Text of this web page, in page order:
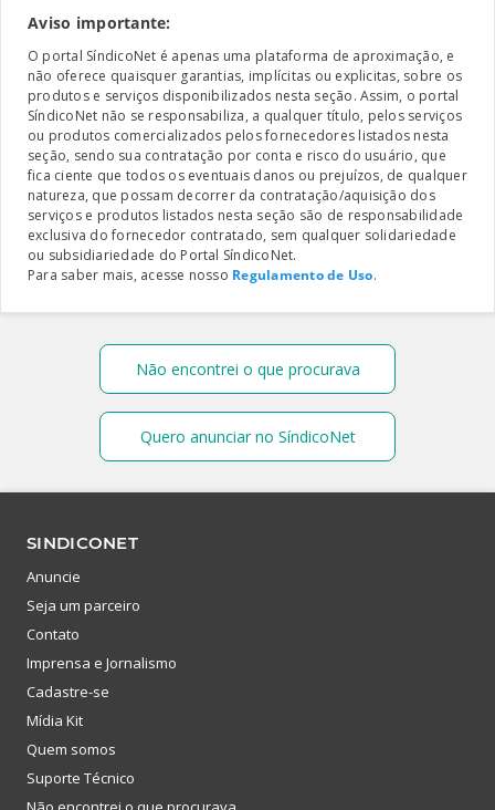
Aviso importante:
O portal SíndicoNet é apenas uma plataforma de aproximação, e
não oferece quaisquer garantias, implícitas ou explicitas, sobre os
produtos e serviços disponibilizados nesta seção. Assim, o portal
SíndicoNet não se responsabiliza, a qualquer título, pelos serviços
ou produtos comercializados pelos fornecedores listados nesta
seção, sendo sua contratação por conta e risco do usuário, que
fica ciente que todos os eventuais danos ou prejuízos, de qualquer
natureza, que possam decorrer da contratação/aquisição dos
serviços e produtos listados nesta seção são de responsabilidade
exclusiva do fornecedor contratado, sem qualquer solidariedade
ou subsidiariedade do Portal SíndicoNet.
Para saber mais, acesse nosso Regulamento de Uso.
Não encontrei o que procurava
Quero anunciar no SíndicoNet
SINDICONET
Anuncie
Seja um parceiro
Contato
Imprensa e Jornalismo
Cadastre-se
Mídia Kit
Quem somos
Suporte Técnico